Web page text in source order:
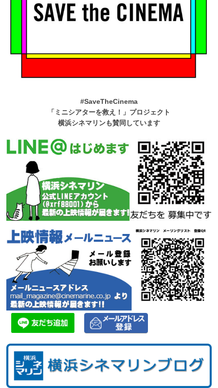
#SaveTheCinema
「ミニシアターを救え！」プロジェクト
横浜シネマリンも賛同しています